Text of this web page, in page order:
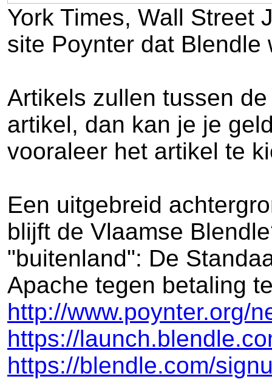
York Times, Wall Street
site Poynter dat
Artikels zullen tussen
artikel, dan kan je je
vooraleer het artikel te
Een uitgebreid
blijft de Vlaamse
"buitenland": De
Apache tegen betaling
http://www.poynter.org/
https://
https://blendle.com/